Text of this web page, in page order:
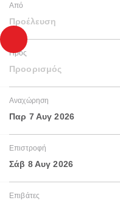
Από
Προέλευση
Προς
Προορισμός
Αναχώρηση
Παρ 7 Αυγ 2026
Επιστροφή
Σάβ 8 Αυγ 2026
Επιβάτες